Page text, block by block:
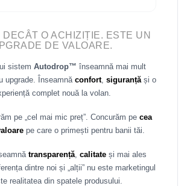
Romeo
DECÂT O ACHIZIȚIE. ESTE UN
DE VALOARE.
sistem Autodrop™ înseamnă mai mult
upgrade. Înseamnă confort, siguranță și o
complet nouă la volan.
pe „cel mai mic preț”. Concurăm pe cea
pe care o primești pentru banii tăi.
transparență, calitateși mai ales
dintre noi și „alții” nu este marketingul
realitatea din spatele produsului.